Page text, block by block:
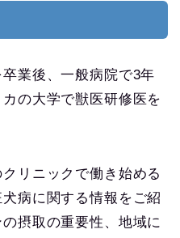
業後、一般病院で3年
の大学で獣医研修医を
リニックで働き始める
病に関する情報をご紹
摂取の重要性、地域に